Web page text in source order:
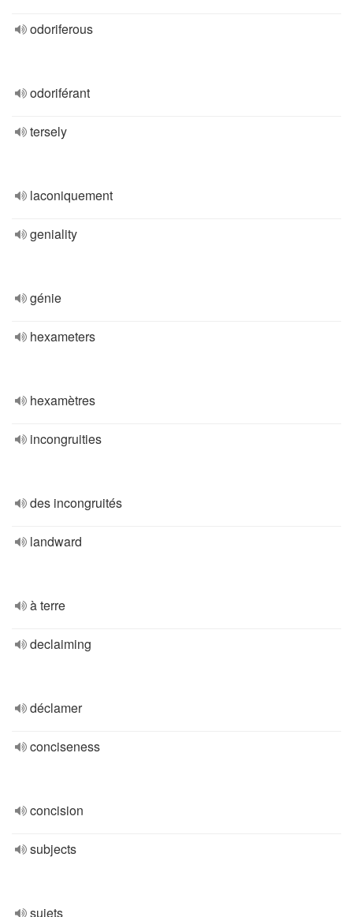
odoriferous
odoriférant
tersely
laconiquement
geniality
génie
hexameters
hexamètres
incongruities
des incongruités
landward
à terre
declaiming
déclamer
conciseness
concision
subjects
sujets